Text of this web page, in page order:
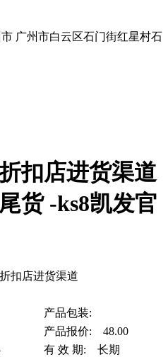
广州市白云区石门街红星村石
扣店进货渠道
货 -ks8凯发官
扣店进货渠道
产品包装:
产品报价: 48.00
有 效 期: 长期